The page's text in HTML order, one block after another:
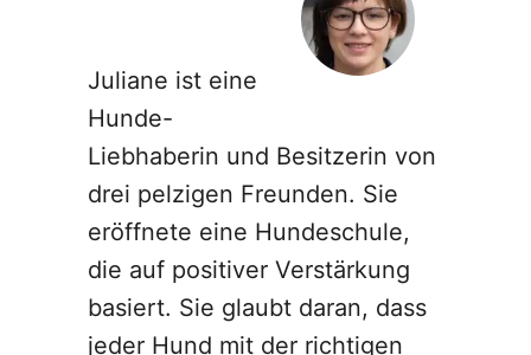
Juliane ist eine
Hunde-
Liebhaberin und Besitzerin von
drei pelzigen Freunden. Sie
eröffnete eine Hundeschule,
die auf positiver Verstärkung
basiert. Sie glaubt daran, dass
jeder Hund mit der richtigen